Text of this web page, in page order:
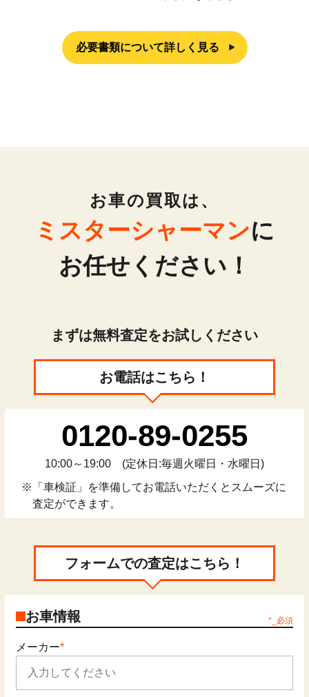
必要書類について詳しく見る
お車の買取は、
ミスターシャーマンに
お任せください！
まずは無料査定をお試しください
お電話はこちら！
0120-89-0255
10:00～19:00 (定休日:毎週火曜日・水曜日)
「車検証」を準備してお電話いただくとスムーズに
査定ができます。
フォームでの査定はこちら！
お車情報 *_必須
メーカー